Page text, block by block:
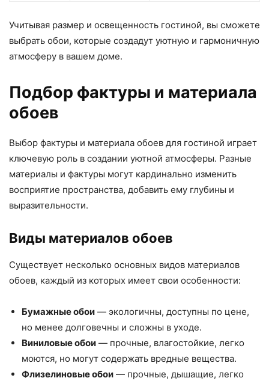
Учитывая размер и освещенность гостиной, вы сможете
выбрать обои, которые создадут уютную и гармоничную
атмосферу в вашем доме.
Подбор фактуры и материала
обоев
Выбор фактуры и материала обоев для гостиной играет
ключевую роль в создании уютной атмосферы. Разные
материалы и фактуры могут кардинально изменить
восприятие пространства, добавить ему глубины и
выразительности.
Виды материалов обоев
Существует несколько основных видов материалов
обоев, каждый из которых имеет свои особенности:
Бумажные обои — экологичны, доступны по цене,
но менее долговечны и сложны в уходе.
Виниловые обои — прочные, влагостойкие, легко
моются, но могут содержать вредные вещества.
Флизелиновые обои — прочные, дышащие, легко